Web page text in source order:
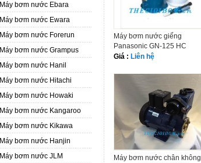
Máy bơm nước Ebara
Máy bơm nước Ewara
Máy bơm nước Forerun
Máy bơm nước Grampus
Máy bơm nước Hanil
Máy bơm nước Hitachi
Máy bơm nước Howaki
Máy bơm nước Kangaroo
Máy bơm nước Kikawa
Máy bơm nước Hanjin
Máy bơm nước JLM
Máy bơm nước giếng
Panasonic GN-125 HC
Giá : Liên hệ
Máy bơm nước chân không